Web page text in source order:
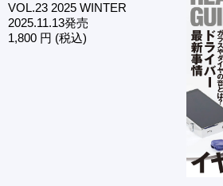
VOL.23 2025 WINTER
2025.11.13発売
1,800 円 (税込)